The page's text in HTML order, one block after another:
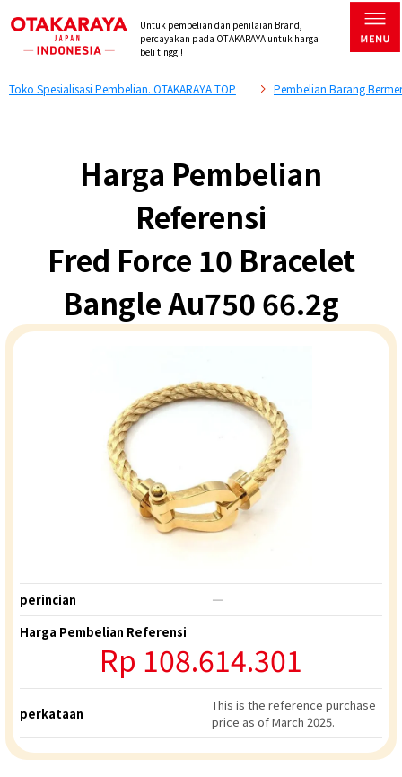
Untuk pembelian dan penilaian Brand,
percayakan pada OTAKARAYA untuk harga
beli tinggi!
Toko Spesialisasi Pembelian. OTAKARAYA TOP Pembelian Barang
Harga Pembelian
Referensi
Fred Force 10 Bracelet
Bangle Au750 66.2g
perincian
―
Harga Pembelian Referensi
Rp 108.614.301
perkataan
This is the reference purchase
price as of March 2025.